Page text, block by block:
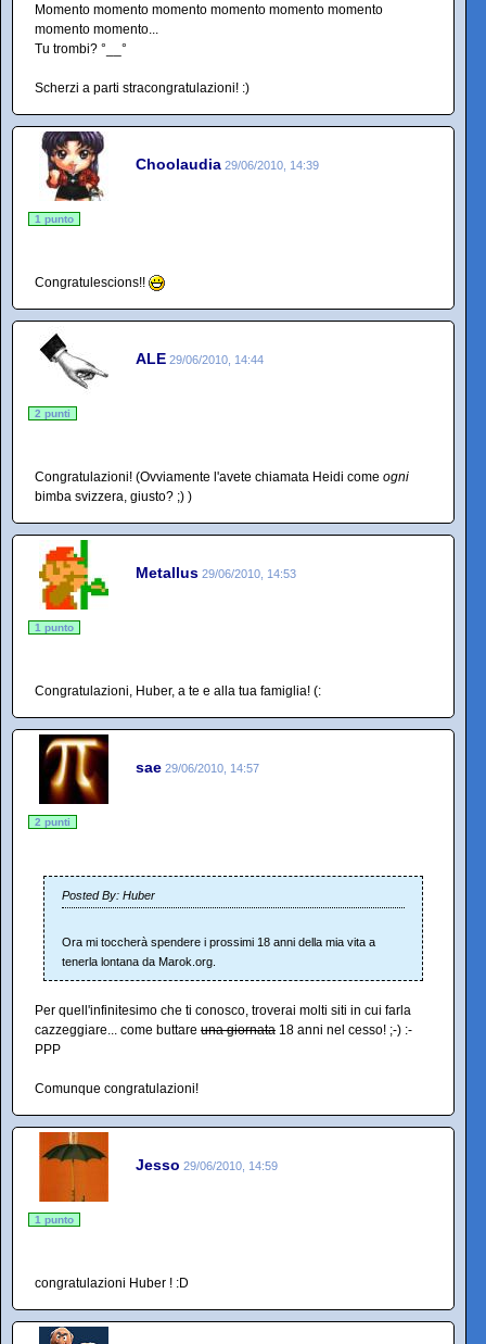
Momento momento momento momento momento momento
momento momento...
Tu trombi? °__°
Scherzi a parti stracongratulazioni! :)
Choolaudia 29/06/2010, 14:39
1 punto
Congratulescions!!
ALE 29/06/2010, 14:44
2 punti
Congratulazioni! (Ovviamente l'avete chiamata Heidi come ogni
bimba svizzera, giusto? ;) )
Metallus 29/06/2010, 14:53
1 punto
Congratulazioni, Huber, a te e alla tua famiglia! (:
sae 29/06/2010, 14:57
2 punti
Posted By: Huber
Ora mi toccherà spendere i prossimi 18 anni della mia vita a
tenerla lontana da Marok.org.
Per quell'infinitesimo che ti conosco, troverai molti siti in cui farla
cazzeggiare... come buttare una giornata 18 anni nel cesso! ;-) :-
PPP
Comunque congratulazioni!
Jesso 29/06/2010, 14:59
1 punto
congratulazioni Huber ! :D